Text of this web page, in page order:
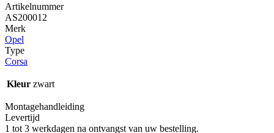
Artikelnummer
AS200012
Merk
Opel
Type
Corsa
Kleur zwart
Montagehandleiding
Levertijd
1 tot 3 werkdagen na ontvangst van uw bestelling.